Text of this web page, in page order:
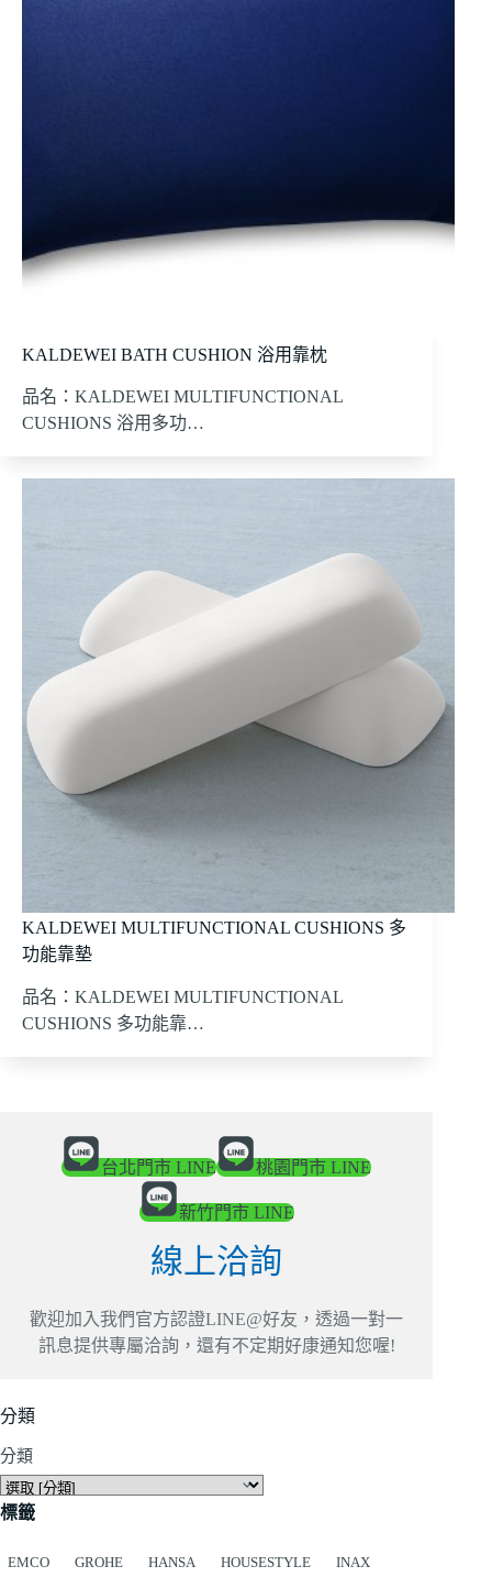
KALDEWEI BATH CUSHION 浴用靠枕
品名：KALDEWEI MULTIFUNCTIONAL
CUSHIONS 浴用多功…
KALDEWEI MULTIFUNCTIONAL CUSHIONS 多
功能靠墊
品名：KALDEWEI MULTIFUNCTIONAL
CUSHIONS 多功能靠…
台北門市 LINE 桃園門市 LINE
新竹門市 LINE
線上洽詢
歡迎加入我們官方認證LINE@好友，透過一對一
訊息提供專屬洽詢，還有不定期好康通知您喔!
分類
分類
標籤
EMCO GROHE HANSA HOUSESTYLE INAX